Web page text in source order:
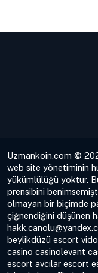
Uzmankoin.com ©
web site yönetiminin
yükümlülüğü yoktur.
prensibini
olmayan bir biçimde
çiğnendiğini düşünen
beylikdüzü escort
casino casinolevant
escort avcılar escort